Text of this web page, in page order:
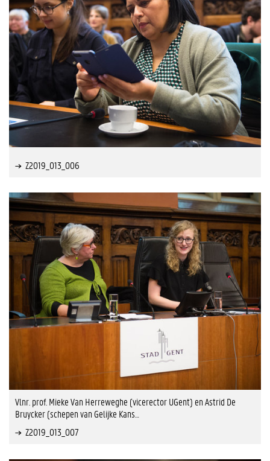
Z2019_013_006
Vlnr. prof. Mieke Van Herreweghe (vicerector UGent) en Astrid De
Bruycker (schepen van Gelijke Kans…
Z2019_013_007